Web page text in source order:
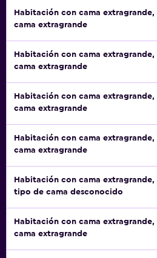
Habitación con cama extragrande,
cama extragrande
Habitación con cama extragrande,
cama extragrande
Habitación con cama extragrande,
cama extragrande
Habitación con cama extragrande,
cama extragrande
Habitación con cama extragrande,
tipo de cama desconocido
Habitación con cama extragrande,
cama extragrande